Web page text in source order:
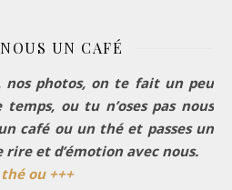
UN CAFÉ
nos photos, on te fait un peu
temps, ou tu n’oses pas nous
café ou un thé et passes un
et d’émotion avec nous.
ou +++